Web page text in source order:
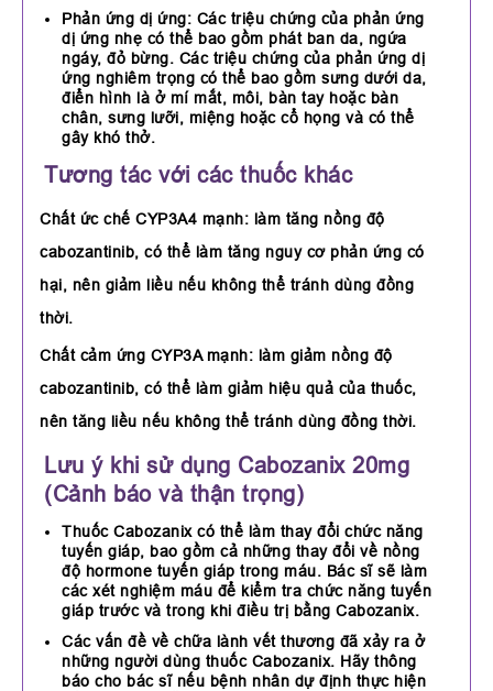
Phản ứng dị ứng: Các triệu chứng của phản ứng
dị ứng nhẹ có thể bao gồm phát ban da, ngứa
ngáy, đỏ bừng. Các triệu chứng của phản ứng dị
ứng nghiêm trọng có thể bao gồm sưng dưới da,
điển hình là ở mí mắt, môi, bàn tay hoặc bàn
chân, sưng lưỡi, miệng hoặc cổ họng và có thể
gây khó thở.
Tương tác với các thuốc khác
Chất ức chế CYP3A4 mạnh: làm tăng nồng độ
cabozantinib, có thể làm tăng nguy cơ phản ứng có
hại, nên giảm liều nếu không thể tránh dùng đồng
thời.
Chất cảm ứng CYP3A mạnh: làm giảm nồng độ
cabozantinib, có thể làm giảm hiệu quả của thuốc,
nên tăng liều nếu không thể tránh dùng đồng thời.
Lưu ý khi sử dụng Cabozanix 20mg
(Cảnh báo và thận trọng)
Thuốc Cabozanix có thể làm thay đổi chức năng
tuyến giáp, bao gồm cả những thay đổi về nồng
độ hormone tuyến giáp trong máu. Bác sĩ sẽ làm
các xét nghiệm máu để kiểm tra chức năng tuyến
giáp trước và trong khi điều trị bằng Cabozanix.
Các vấn đề về chữa lành vết thương đã xảy ra ở
những người dùng thuốc Cabozanix. Hãy thông
báo cho bác sĩ nếu bệnh nhân dự định thực hiện